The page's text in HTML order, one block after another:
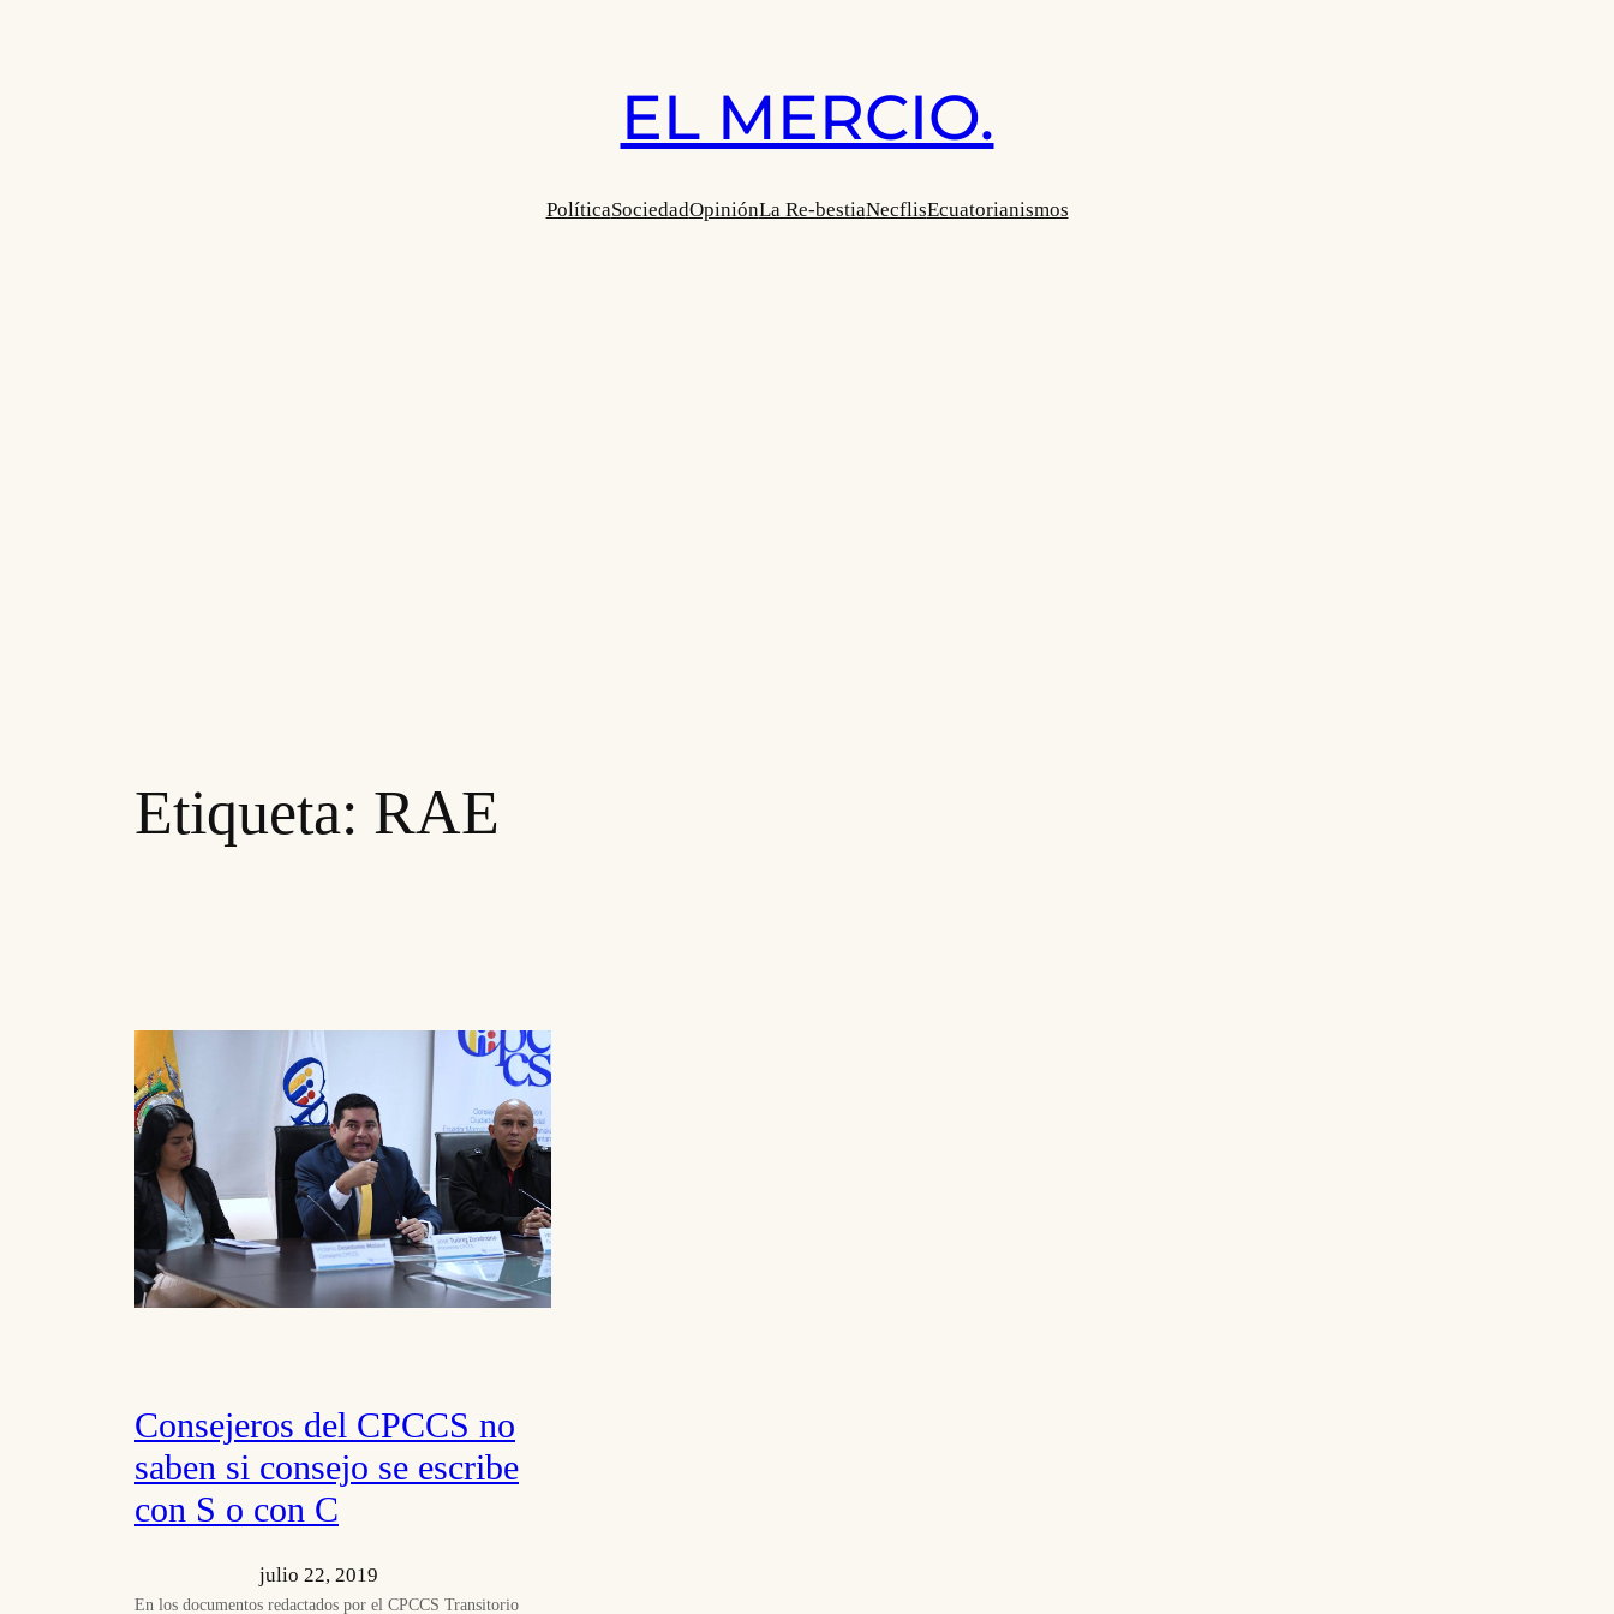
EL MERCIO.
PolíticaSociedadOpiniónLa Re-bestiaNecflisEcuatorianismos
Etiqueta: RAE
Consejeros del CPCCS no
saben si consejo se escribe
con S o con C
julio 22, 2019
En los documentos redactados por el CPCCS Transitorio